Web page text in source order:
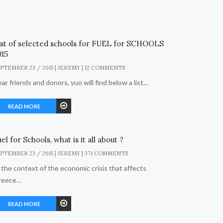
of selected schools for FUEL for SCHOOLS
23 / 2015 | JEREMY | 12 COMMENTS
friends and donors, yuo will find below a list…
READ MORE
for Schools, what is it all about ?
23 / 2015 | JEREMY | 371 COMMENTS
context of the economic crisis that affects
READ MORE